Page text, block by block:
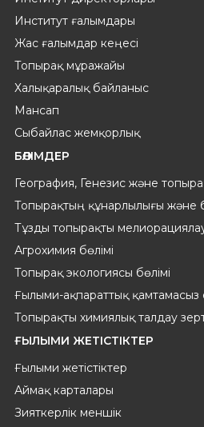
Институт ғалымдары
Жас ғалымдар кеңесі
Топырақ мұражайы
Халықаралық байланыс
Мансап
Сыбайлас жемқорлық
БӨЛІМДЕР
География, Генезис және
Топырақтың құнарлылығы және
Тұзды топырақты мелиорациялау
Агрохимия бөлімі
Топырақ экологиясы бөлімі
Ғылыми-ақпараттық қамтамасыз
Топырақты химиялық талдау
ҒЫЛЫМИ ЖЕТІСТІКТЕР
Ғылыми жетістіктер
Аймақ карталары
Зияткерлік меншік